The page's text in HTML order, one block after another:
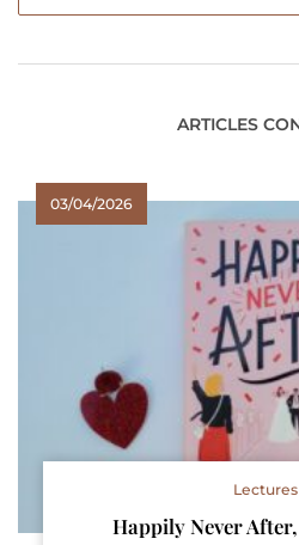
ARTICLES
03/04/2026
Lectures
Happily Never